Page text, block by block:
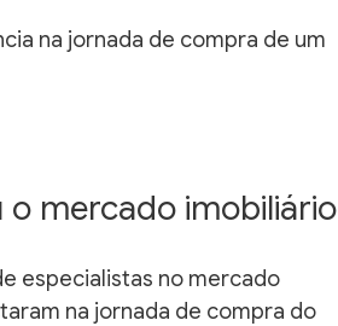
na jornada de compra de um
mercado imobiliário
especialistas no mercado
na jornada de compra do